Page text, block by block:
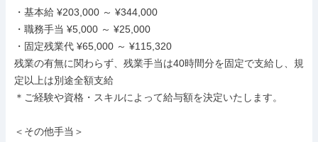
・基本給 ¥203,000 ～ ¥344,000
・職務手当 ¥5,000 ～ ¥25,000
・固定残業代 ¥65,000 ～ ¥115,320
残業の有無に関わらず、残業手当は40時間分を固定で支給し、規
定以上は別途全額支給
＊ご経験や資格・スキルによって給与額を決定いたします。
＜その他手当＞